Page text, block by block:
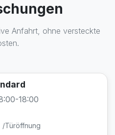
Anfahrt, ohne versteckte
18:00
/Türöffnung